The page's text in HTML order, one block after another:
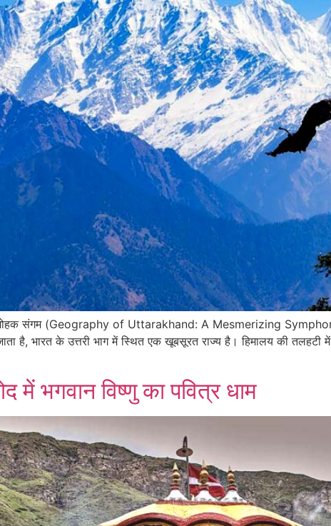
मनमोहक संगम (Geography of Uttarakhand: A Mesmerizing
है, भारत के उत्तरी भाग में स्थित एक खूबसूरत राज्य है। हिमालय की तलहटी
में भगवान विष्णु का पवित्र धाम